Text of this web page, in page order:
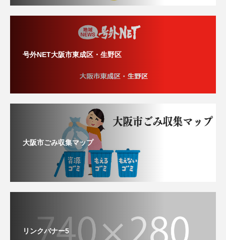
号外NET大阪市東成区・生野区
大阪市ごみ収集マップ
リンクバナー5